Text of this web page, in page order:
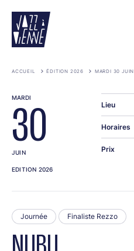
contenu
principal
ACCUEIL ÉDITION 2026 MARDI 30 JUIN
NUBU
Journée Finaliste Rezzo
MARDI
30
JUIN
EDITION 2026
Lieu
Horaires
Prix